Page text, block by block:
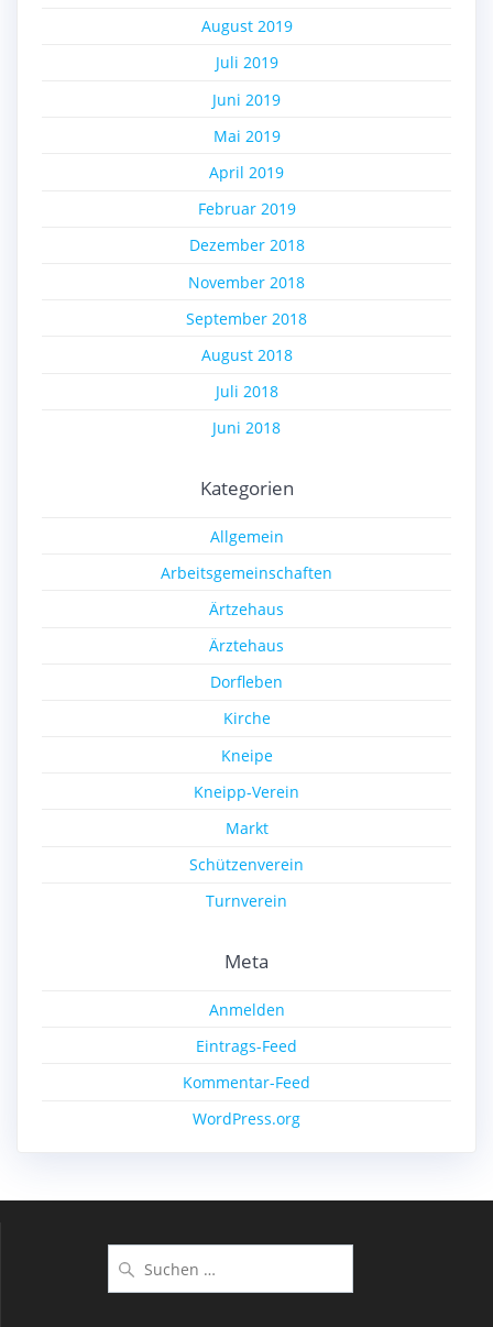
August 2019
Juli 2019
Juni 2019
Mai 2019
April 2019
Februar 2019
Dezember 2018
November 2018
September 2018
August 2018
Juli 2018
Juni 2018
Kategorien
Allgemein
Arbeitsgemeinschaften
Ärtzehaus
Ärztehaus
Dorfleben
Kirche
Kneipe
Kneipp-Verein
Markt
Schützenverein
Turnverein
Meta
Anmelden
Eintrags-Feed
Kommentar-Feed
WordPress.org
nach: